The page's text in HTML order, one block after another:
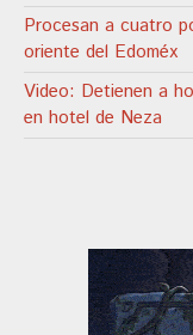
Procesan a cuatro
oriente del Edoméx
Video: Detienen a
en hotel de Neza